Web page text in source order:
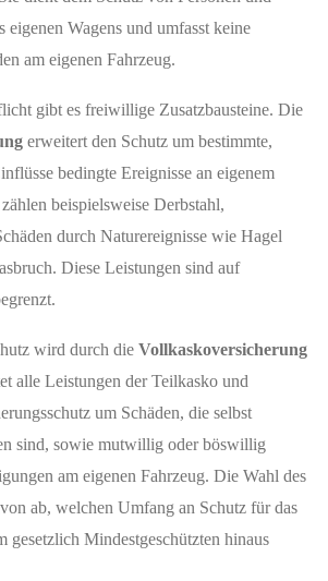
eigenen Wagens und umfasst keine
am eigenen Fahrzeug.
gibt es freiwillige Zusatzbausteine. Die
erweitert den Schutz um bestimmte,
bedingte Ereignisse an eigenem
beispielsweise Derbstahl,
durch Naturereignisse wie Hagel
Diese Leistungen sind auf
wird durch die Vollkaskoversicherung
alle Leistungen der Teilkasko und
um Schäden, die selbst
sind, sowie mutwillig oder böswillig
am eigenen Fahrzeug. Die Wahl des
ab, welchen Umfang an Schutz für das
gesetzlich Mindestgeschützten hinaus